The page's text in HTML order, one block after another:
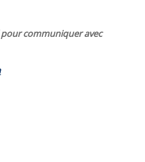
communiquer avec